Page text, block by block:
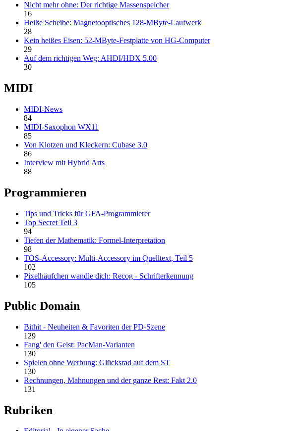
Nicht mehr ohne: Der richtige Massenspeicher
16
Heiße Scheibe: Magnetooptisches 128-MByte-Laufwerk
28
Kein heißes Eisen: 52-MByte-Festplatte von HG-Computer
29
Auf dem richtigen Weg: AHDI/HDX 5.00
30
MIDI
MIDI-News
84
MIDI-Saxophon WX11
85
Von Klotzen und Kleckern: Cubase 3.0
86
Interview mit Hybrid Arts
88
Programmieren
Tips und Tricks für GFA-Programmierer
Top Secret Teil 3
94
Tiefen der Mathematik: Formel-Interpretation
98
TOS-Accessory: Multi-Accessory im Quelltext, Teil 5
102
Pixelhäufchen wandle dich: Recog - Schrifterkennung
105
Public Domain
Bithit - Neuheiten & Favoriten der PD-Szene
129
Fang' den Geist: PacMan-Varianten
130
Spielen ohne Werbung: Glücksrad auf dem ST
130
Rechnungen, Mahnungen und der ganze Rest: Fakt 2.0
131
Rubriken